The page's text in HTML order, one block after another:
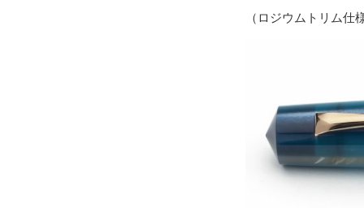
（ロジウムトリム仕